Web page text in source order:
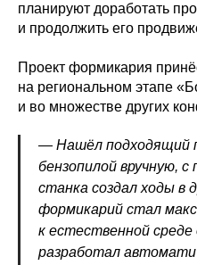
планируют доработать
и продолжить его
Проект формикария
на региональном этапе
и во множестве других
— Нашёл подходящий
бензопилой вручную,
станка создал ходы в
формикарий стал
к естественной
разработал